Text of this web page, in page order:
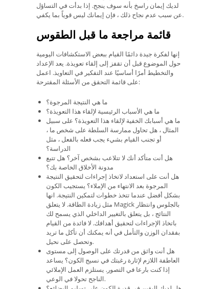
لديك إيمان راسخ بأنه سوف ينجح. إذا بدأت في التساؤل
عن سبب عدم نجاح ذلك ، فإن إيمانك ليس قوياً بما يكفي.
قائمة مراجعة ما قبل الطقوس
إنها لفكرة جيدة دائمًا القيام ببعض الاستكشافات اليومية
حول الموضوع قبل أن تقفز إلى إلقاء تعويذة. يعد الإعداد
والتخطيط أمرًا أساسيًا عند التفكير في التعاويذ. اعمل
على قائمة التحقق من الأسئلة المقترحة:
ما هي النتيجة المرجوة؟
ما هي الأسباب الرئيسية لإلقاء هذا التعويذة؟
ما هي أسبابك الخفية لإلقاء هذا التعويذة؟ على سبيل
المثال ، هل تحاول ممارسة السلطة على شخص ما ،
أو تجنب القيام بشيء يجب فعله بالفعل ، مثل
الدراسة؟
هل أنت متأكد أنك لا تتلاعب بشخص آخر؟ هل تتبع
مدونة الأخلاق الخاصة بك؟
هل أنت على استعداد لاتخاذ إجراءات لتحقيق النتيجة
المرجوة بعد الانتهاء من الإملاء؟ يستجيب الكون
بشكل أفضل عندما تتخذ خطوات لتمكين النتيجة. انها
مثل زيادة الطاقة. لا يتعلق Magick بالجلوس وانتظار
النتائج ، بل يتعلق بالتغيير الداخلي الذي يسمح لك
باتخاذ الإجراءات لتحقيق أهدافك. لا فائدة من القيام
بفقدان الوزن والتأمل في أنه يمكنك أن تأكل ما تريد
وتحصل على نحيل.
هل أنت واثق من قدرتك على الوصول إلى مستوى
العاطفة اللازم لإثارة رغبتك في نسيج الكون؟ يساعد
إذا كنت بارعا في التصور. يستلزم العمل الإملائي
الناجح تحولا في الوعي.